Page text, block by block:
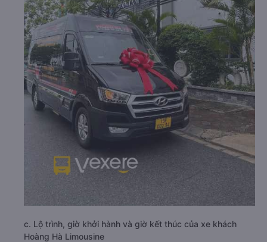
c. Lộ trình, giờ khởi hành và giờ kết thúc của xe khách
Hoàng Hà Limousine